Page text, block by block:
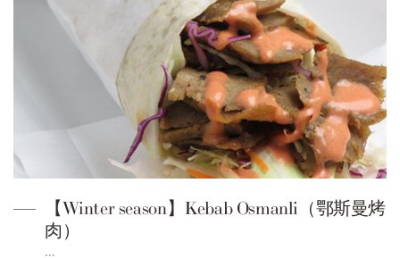
【Winter season】Kebab Osmanli（鄂斯曼烤
肉）
…